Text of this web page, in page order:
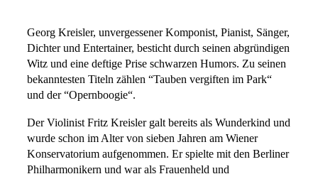
Georg Kreisler, unvergessener Komponist, Pianist, Sänger,
Dichter und Entertainer, besticht durch seinen abgründigen
Witz und eine deftige Prise schwarzen Humors. Zu seinen
bekanntesten Titeln zählen “Tauben vergiften im Park“
und der “Opernboogie“.
Der Violinist Fritz Kreisler galt bereits als Wunderkind und
wurde schon im Alter von sieben Jahren am Wiener
Konservatorium aufgenommen. Er spielte mit den Berliner
Philharmonikern und war als Frauenheld und